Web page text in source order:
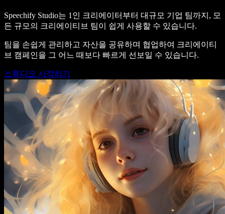
Speechify Studio는 1인 크리에이터부터 대규모 기업 팀까지, 모
든 규모의 크리에이티브 팀이 쉽게 사용할 수 있습니다.
팀을 손쉽게 관리하고 자산을 공유하며 협업하여 크리에이티
브 캠페인을 그 어느 때보다 빠르게 선보일 수 있습니다.
스튜디오 시작하기